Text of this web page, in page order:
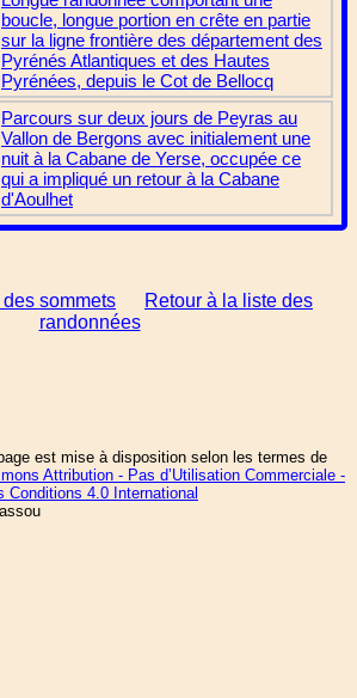
boucle, longue portion en crête en partie
sur la ligne frontière des département des
Pyrénés Atlantiques et des Hautes
Pyrénées, depuis le Cot de Bellocq
Parcours sur deux jours de Peyras au
Vallon de Bergons avec initialement une
nuit à la Cabane de Yerse, occupée ce
qui a impliqué un retour à la Cabane
d'Aoulhet
sommets
Retour à la liste des
randonnées
est mise à disposition selon les termes de
Attribution - Pas d’Utilisation Commerciale -
Conditions 4.0 International